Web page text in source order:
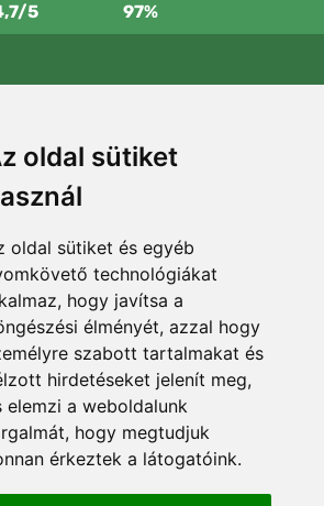
oldal sütiket
oldal sütiket és egyéb
technológiákat
hogy javítsa a
élményét, azzal hogy
szabott tartalmakat és
hirdetéseket jelenít meg,
elemzi a weboldalunk
hogy megtudjuk
érkeztek a látogatóink.
5 97%
ingyenesen
a következő összeg felett: 80 EUR
és visszaküldés
belül bármikor visszaküldheti vagy
a Trees.org-ot
ültetünk egy fát! Bővebben